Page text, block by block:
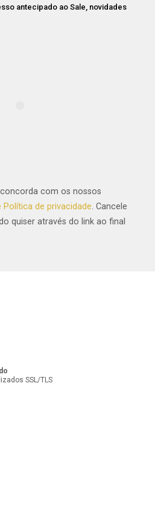
antecipado ao Sale, novidades
com os nossos
de privacidade . Cancele
quiser através do link ao final
SSL/TLS